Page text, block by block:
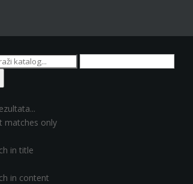
matches only
in title
in content